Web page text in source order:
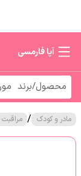
آپا فارمسی
مادر و کودک /